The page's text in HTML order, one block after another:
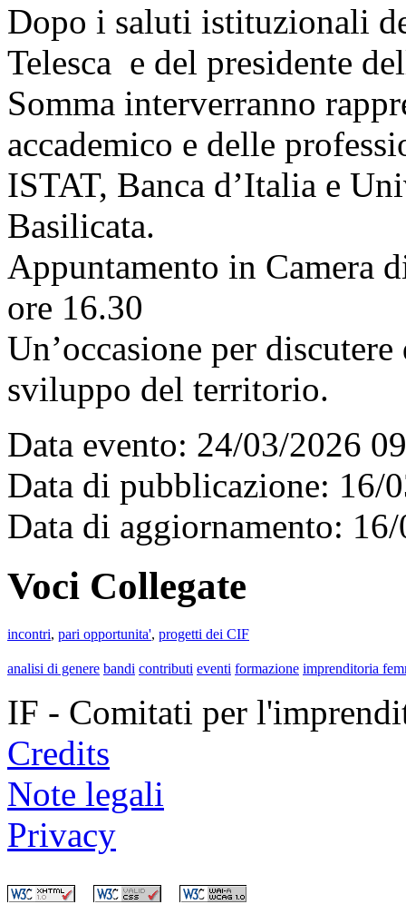
Dopo i saluti istituzionali
Telesca e del presidente
Somma interverranno
accademico e delle
ISTAT, Banca d’Italia e
Basilicata.
Appuntamento in Camera
ore 16.30
Un’occasione per
sviluppo del territorio.
Data evento: 24/03/2026
Data di pubblicazione: 16/
Data di aggiornamento:
Voci Collegate
incontri, pari opportunita', progetti dei CIF
analisi di genere bandi contributi eventi formazione imprenditoria
IF - Comitati per
Credits
Note legali
Privacy